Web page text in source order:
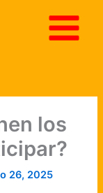
los
26, 2025